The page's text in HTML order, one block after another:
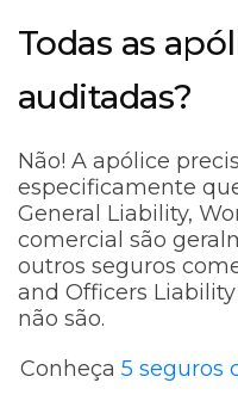
Todas as
auditadas?
Não! A apólice
especificamente
General Liability,
comercial são
outros seguros
and Officers
não são.
Conheça 5 seguros